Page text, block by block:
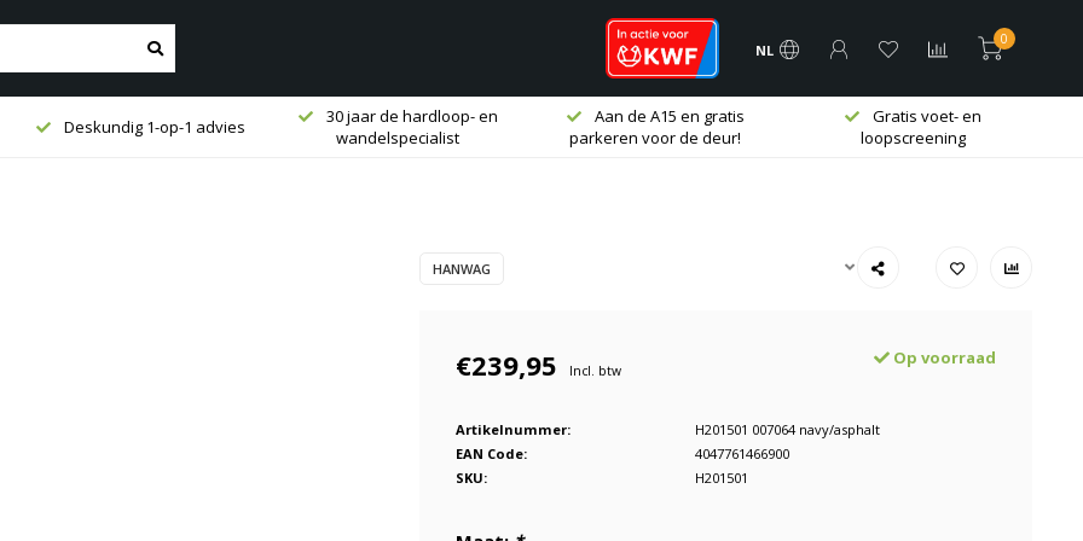
NL
0
Deskundig 1-op-1 advies
30 jaar de hardloop- en
wandelspecialist
Aan de A15 en gratis
parkeren voor de deur!
Gratis voet- en
loopscreening
HANWAG
€239,95 Incl. btw
Op voorraad
Artikelnummer:
H201501 007064 navy/asphalt
EAN Code:
4047761466900
SKU:
H201501